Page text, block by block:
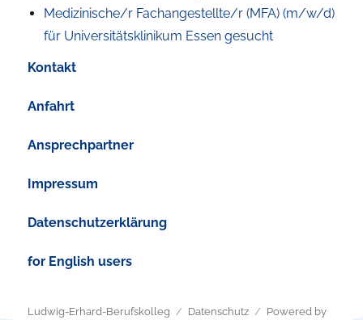
Medizinische/r Fachangestellte/r (MFA) (m/w/d)
für Universitätsklinikum Essen gesucht
Kontakt
Anfahrt
Ansprechpartner
Impressum
Datenschutzerklärung
for English users
Ludwig-Erhard-Berufskolleg Datenschutz Powered by